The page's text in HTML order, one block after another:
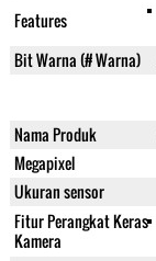
Features
Bit Warna (# Warna)
Nama Produk
Megapixel
Ukuran sensor
Fitur Perangkat Keras
Kamera